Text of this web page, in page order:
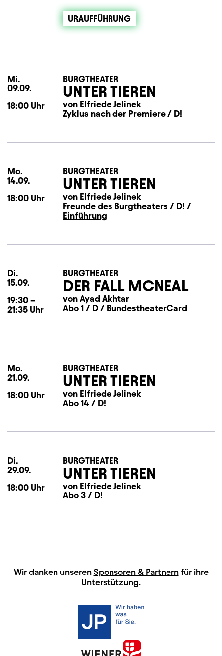
URAUFFÜHRUNG
Mi.
09.09.
18:00 Uhr
BURGTHEATER
UNTER TIEREN
von Elfriede Jelinek
Zyklus nach der Premiere / D!
Mo.
14.09.
18:00 Uhr
BURGTHEATER
UNTER TIEREN
von Elfriede Jelinek
Freunde des Burgtheaters / D! /
Einführung
Di.
15.09.
19:30 –
21:35 Uhr
BURGTHEATER
DER FALL MCNEAL
von Ayad Akhtar
Abo 1 / D / BundestheaterCard
Mo.
21.09.
18:00 Uhr
BURGTHEATER
UNTER TIEREN
von Elfriede Jelinek
Abo 14 / D!
Di.
29.09.
18:00 Uhr
BURGTHEATER
UNTER TIEREN
von Elfriede Jelinek
Abo 3 / D!
HAUPTSPONSOREN
Wir danken unseren Sponsoren & Partnernfür ihre
Unterstützung.